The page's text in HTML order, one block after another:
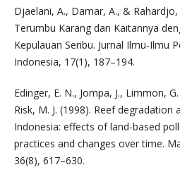
Djaelani, A., Damar, A., &
Terumbu Karang dan Kaitannya
Kepulauan Seribu. Jurnal Ilmu-Ilmu
Indonesia, 17(1), 187–194.
Edinger, E. N., Jompa, J., Limmon,
Risk, M. J. (1998). Reef degradation
Indonesia: effects of land-based
practices and changes over time.
36(8), 617–630.